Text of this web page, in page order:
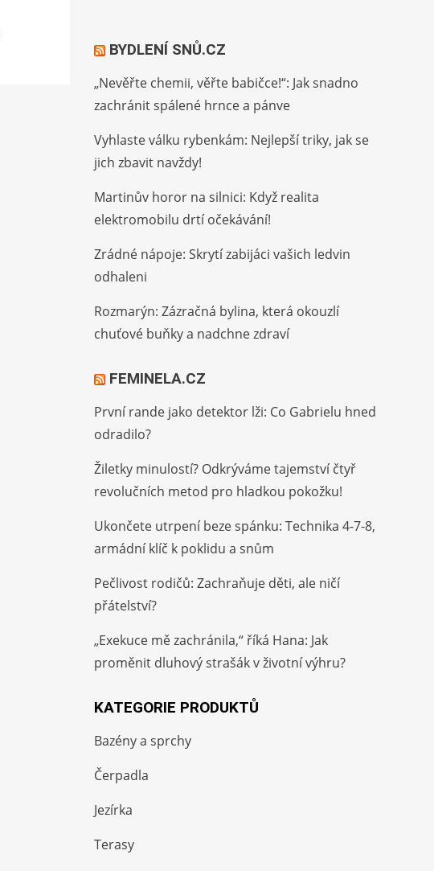
BYDLENÍ SNŮ.CZ
„Nevěřte chemii, věřte babičce!“: Jak snadno
zachránit spálené hrnce a pánve
Vyhlaste válku rybenkám: Nejlepší triky, jak se
jich zbavit navždy!
Martinův horor na silnici: Když realita
elektromobilu drtí očekávání!
Zrádné nápoje: Skrytí zabijáci vašich ledvin
odhaleni
Rozmarýn: Zázračná bylina, která okouzlí
chuťové buňky a nadchne zdraví
FEMINELA.CZ
První rande jako detektor lži: Co Gabrielu hned
odradilo?
Žiletky minulostí? Odkrýváme tajemství čtyř
revolučních metod pro hladkou pokožku!
Ukončete utrpení beze spánku: Technika 4-7-8,
armádní klíč k poklidu a snům
Pečlivost rodičů: Zachraňuje děti, ale ničí
přátelství?
„Exekuce mě zachránila,“ říká Hana: Jak
proměnit dluhový strašák v životní výhru?
KATEGORIE PRODUKTŮ
Bazény a sprchy
Čerpadla
Jezírka
Terasy